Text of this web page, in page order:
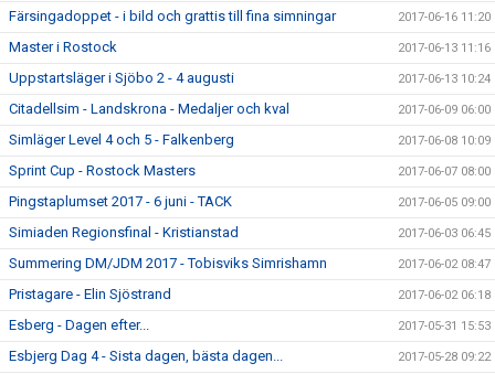
Färsingadoppet - i bild och grattis till fina simningar 2017-06-16 11:20
Master i Rostock 2017-06-13 11:16
Uppstartsläger i Sjöbo 2 - 4 augusti 2017-06-13 10:24
Citadellsim - Landskrona - Medaljer och kval 2017-06-09 06:00
Simläger Level 4 och 5 - Falkenberg 2017-06-08 10:09
Sprint Cup - Rostock Masters 2017-06-07 08:00
Pingstaplumset 2017 - 6 juni - TACK 2017-06-05 09:00
Simiaden Regionsfinal - Kristianstad 2017-06-03 06:45
Summering DM/JDM 2017 - Tobisviks Simrishamn 2017-06-02 08:47
Pristagare - Elin Sjöstrand 2017-06-02 06:18
Esberg - Dagen efter... 2017-05-31 15:53
Esbjerg Dag 4 - Sista dagen, bästa dagen... 2017-05-28 09:22